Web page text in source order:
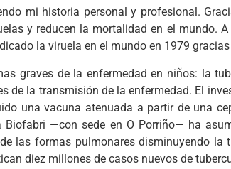
mi historia personal y profesional.
y reducen la mortalidad en el mundo.
la viruela en el mundo en 1979
graves de la enfermedad en niños: la
de la transmisión de la enfermedad. El
una vacuna atenuada a partir de una
—con sede en O Porriño— ha
las formas pulmonares disminuyendo
diez millones de casos nuevos de